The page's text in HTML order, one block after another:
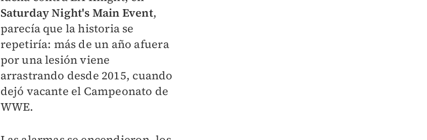
Saturday Night's Main Event,
parecía que la historia se
repetiría: más de un año afuera
por una lesión viene
arrastrando desde 2015, cuando
dejó vacante el Campeonato de
WWE.